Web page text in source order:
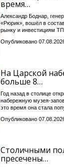
время…
Александр Боднар,
«Рюрик», вошёл в
рынку и инвестициям
Опубликовано
На Царской
больше 8…
Год назад в столице
набережную музея-
это время она стала
Опубликовано
Столичными
пресечены…